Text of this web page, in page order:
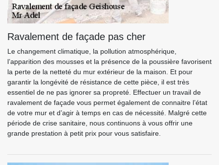
Ravalement de façade pas cher
Le changement climatique, la pollution atmosphérique,
l’apparition des mousses et la présence de la poussière favorisent
la perte de la netteté du mur extérieur de la maison. Et pour
garantir la longévité de résistance de cette pièce, il est très
essentiel de ne pas ignorer sa propreté. Effectuer un travail de
ravalement de façade vous permet également de connaitre l’état
de votre mur et d’agir à temps en cas de nécessité. Malgré cette
période de crise sanitaire, nous continuons à vous offrir une
grande prestation à petit prix pour vous satisfaire.